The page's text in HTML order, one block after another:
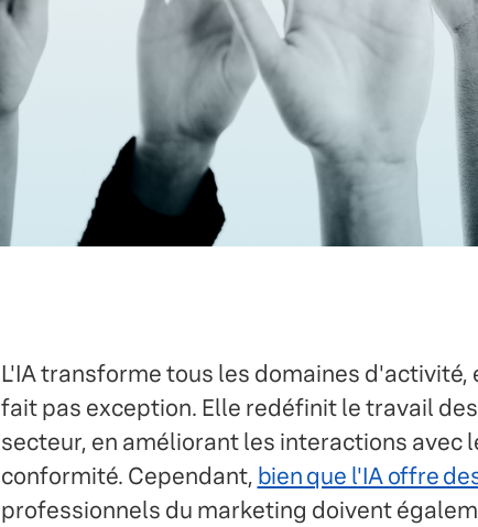
L'IA transforme tous les domaines
fait pas exception. Elle redéfinit le travail
secteur, en améliorant les interactions avec
conformité. Cependant, bien que l'IA offre
professionnels du marketing doivent